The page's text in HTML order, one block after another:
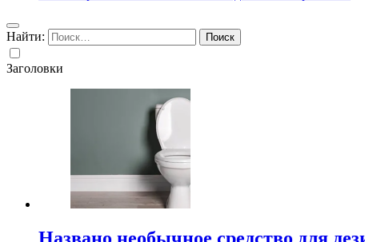
Найти:
Заголовки